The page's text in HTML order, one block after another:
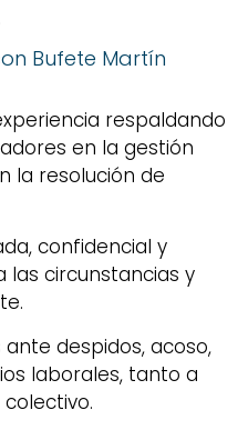
Bufete Martín
respaldando
en la gestión
la resolución de
confidencial y
las circunstancias y
despidos, acoso,
laborales, tanto a